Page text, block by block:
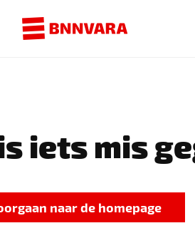
iets mis
naar de homepage